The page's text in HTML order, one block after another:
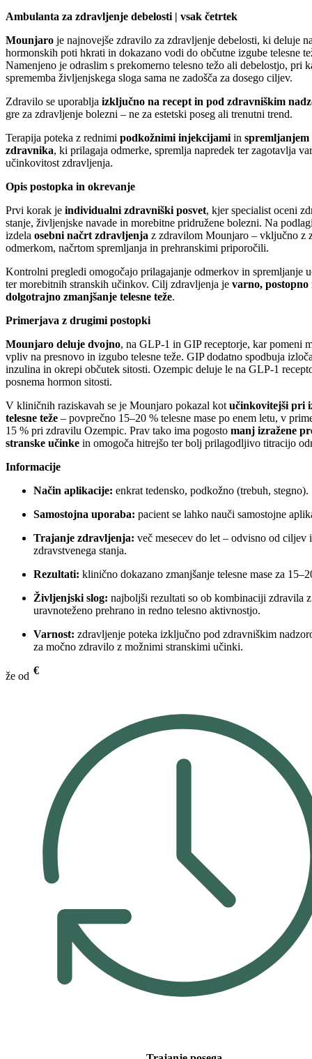
Ambulanta za zdravljenje debelosti | vsak četrtek
Mounjaro je najnovejše zdravilo za zdravljenje debelosti, ki deluje
hormonskih poti hkrati in dokazano vodi do občutne izgube telesne
Namenjeno je odraslim s prekomerno telesno težo ali debelostjo, pri
sprememba življenjskega sloga sama ne zadošča za dosego ciljev.
Zdravilo se uporablja izključno na recept in pod zdravniškim
gre za zdravljenje bolezni – ne za estetski poseg ali trenutni trend.
Terapija poteka z rednimi podkožnimi injekcijamiin spremljanjem
zdravnika, ki prilagaja odmerke, spremlja napredek ter zagotavlja
učinkovitost zdravljenja.
Opis postopka in okrevanje
Prvi korak je individualni zdravniški posvet, kjer specialist oceni
stanje, življenjske navade in morebitne pridružene bolezni. Na
izdela osebni načrt zdravljenja z zdravilom Mounjaro – vključno z
odmerkom, načrtom spremljanja in prehranskimi priporočili.
Kontrolni pregledi omogočajo prilagajanje odmerkov in spremljanje
ter morebitnih stranskih učinkov. Cilj zdravljenja je varno, postopno
dolgotrajno zmanjšanje telesne teže.
Primerjava z drugimi postopki
Mounjaro deluje dvojno, na GLP-1 in GIP receptorje, kar pomeni
vpliv na presnovo in izgubo telesne teže. GIP dodatno spodbuja
inzulina in okrepi občutek sitosti. Ozempic deluje le na GLP-1
posnema hormon sitosti.
V kliničnih raziskavah se je Mounjaro pokazal kotučinkovitejši pri
telesne teže – povprečno 15–20 % telesne mase po enem letu, v
15 % pri zdravilu Ozempic. Prav tako ima pogosto manj izražene
stranske učinke in omogoča hitrejšo ter bolj prilagodljivo titracijo
Informacije
Način aplikacije: enkrat tedensko, podkožno (trebuh, stegno).
Samostojna uporaba: pacient se lahko nauči samostojne
Trajanje zdravljenja: več mesecev do let – odvisno od ciljev
zdravstvenega stanja.
Rezultati: klinično dokazano zmanjšanje telesne mase za
Življenjski slog: najboljši rezultati so ob kombinaciji zdravila z
uravnoteženo prehrano in redno telesno aktivnostjo.
Varnost: zdravljenje poteka izključno pod zdravniškim
za močno zdravilo z možnimi stranskimi učinki.
že od €